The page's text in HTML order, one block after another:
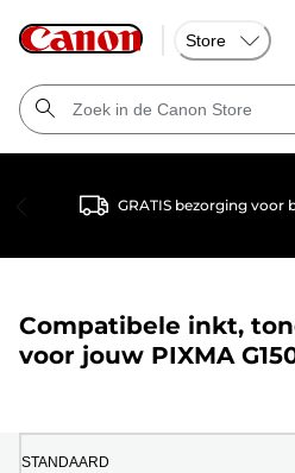
Store
GRATIS bezorging voor
Compatibele inkt,
voor jouw PIXMA
STANDAARD